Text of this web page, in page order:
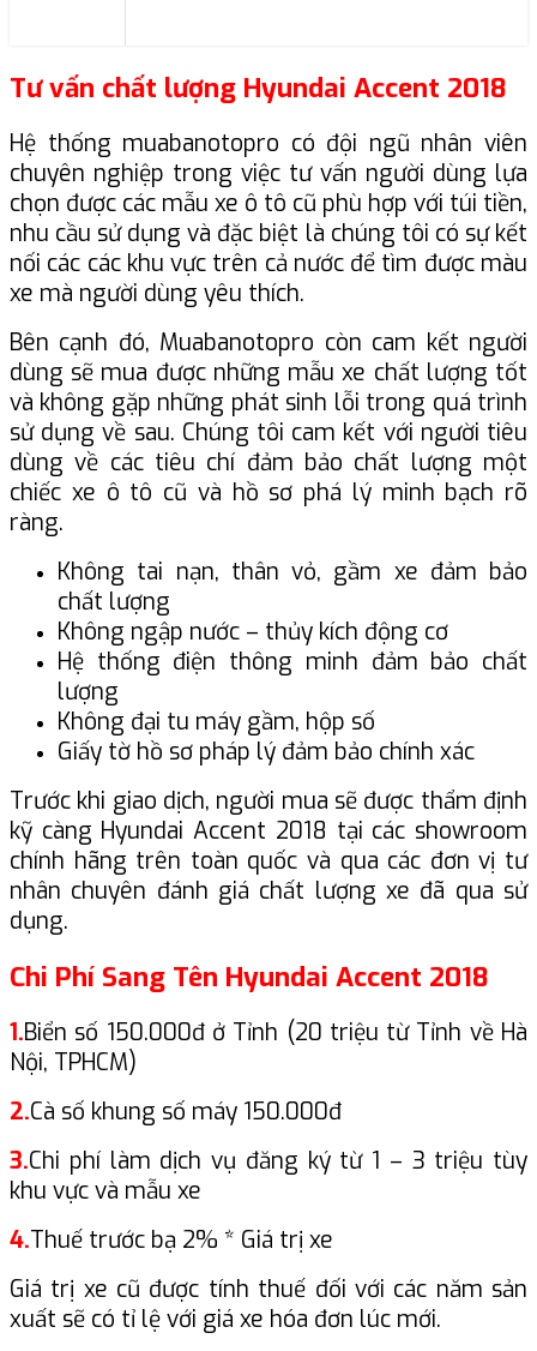
Tư vấn chất lượng Hyundai Accent 2018
Hệ thống muabanotopro có đội ngũ nhân viên
chuyên nghiệp trong việc tư vấn người dùng lựa
chọn được các mẫu xe ô tô cũ phù hợp với túi tiền,
nhu cầu sử dụng và đặc biệt là chúng tôi có sự kết
nối các các khu vực trên cả nước để tìm được màu
xe mà người dùng yêu thích.
Bên cạnh đó, Muabanotopro còn cam kết người
dùng sẽ mua được những mẫu xe chất lượng tốt
và không gặp những phát sinh lỗi trong quá trình
sử dụng về sau. Chúng tôi cam kết với người tiêu
dùng về các tiêu chí đảm bảo chất lượng một
chiếc xe ô tô cũ và hồ sơ phá lý minh bạch rõ
ràng.
Không tai nạn, thân vỏ, gầm xe đảm bảo
chất lượng
Không ngập nước – thủy kích động cơ
Hệ thống điện thông minh đảm bảo chất
lượng
Không đại tu máy gầm, hộp số
Giấy tờ hồ sơ pháp lý đảm bảo chính xác
Trước khi giao dịch, người mua sẽ được thẩm định
kỹ càng Hyundai Accent 2018 tại các showroom
chính hãng trên toàn quốc và qua các đơn vị tư
nhân chuyên đánh giá chất lượng xe đã qua sử
dụng.
Chi Phí Sang Tên Hyundai Accent 2018
1.Biển số 150.000đ ở Tỉnh (20 triệu từ Tỉnh về Hà
Nội, TPHCM)
2.Cà số khung số máy 150.000đ
3.Chi phí làm dịch vụ đăng ký từ 1 – 3 triệu tùy
khu vực và mẫu xe
4.Thuế trước bạ 2% * Giá trị xe
Giá trị xe cũ được tính thuế đối với các năm sản
xuất sẽ có tỉ lệ với giá xe hóa đơn lúc mới.